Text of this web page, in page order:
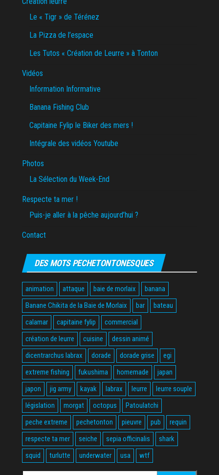
Le « Tigr » de Térénez
La Pizza de l’espace
Les Tutos « Création de Leurre » à Tonton
Vidéos
Information Informative
Banana Fishing Club
Capitaine Fylip le Biker des mers !
Intégrale des vidéos Youtube
Photos
La Sélection du Week-End
Respecte ta mer !
Puis-je aller à la pêche aujourd’hui ?
Contact
DES MOTS PECHETONTONESQUES
animation attaque baie de morlaix
banana
Banane Chikita de la Baie de Morlaix
bar
bateau
calamar
capitaine fylip
commercial
création de leurre
cuisine
dessin animé
dicentrarchus labrax
dorade dorade grise
egi
extreme fishing
fukushima homemade
japan
japon
jig army kayak labrax leurre
leurre souple
législation
morgat octopus
Patoulatchi
peche extreme
pechetonton pieuvre pub
requin
respecte ta mer
seiche sepia officinalis
shark
squid
turlutte underwater usa wtf